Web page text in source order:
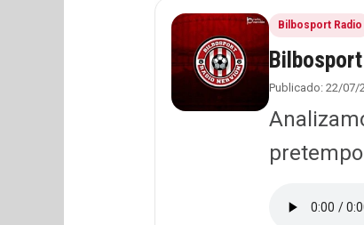
Bilbosport Radio
Publicado: 22/07/